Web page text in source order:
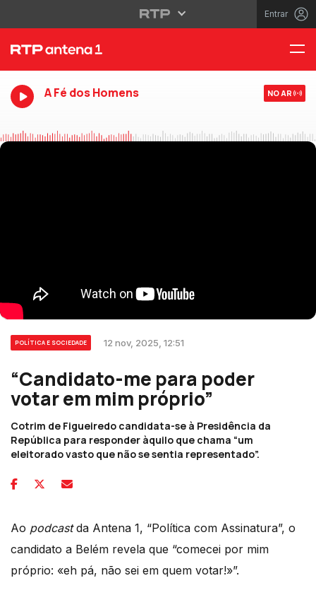
Entrar
A Fé dos Homens NO AR
POLÍTICA E SOCIEDADE 12 nov, 2025, 12:51
“Candidato-me para poder
votar em mim próprio”
Cotrim de Figueiredo candidata-se à Presidência da
República para responder àquilo que chama “um
eleitorado vasto que não se sentia representado”.
Ao podcastda Antena 1, “Política com Assinatura”, o
candidato a Belém revela que “comecei por mim
próprio: «eh pá, não sei em quem votar!»”.